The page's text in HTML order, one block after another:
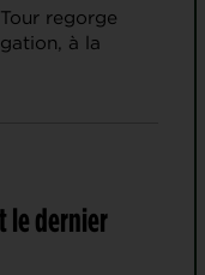
regorge
à la
le dernier